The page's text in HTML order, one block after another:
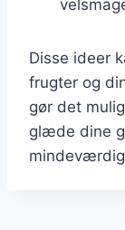
Disse ideer
frugter og
gør det
glæde dine